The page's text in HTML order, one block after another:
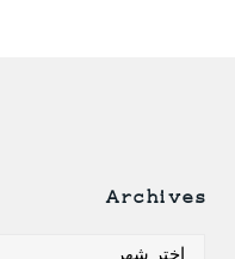
Archives
Archives